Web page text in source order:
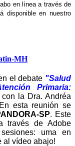
en línea a través de
disponible en nuestro
MH
el debate "Salud
Primaria:
con la Dra. Andréa
esta reunión se
SP. Este
través de Adobe
uma en
al vídeo abajo!